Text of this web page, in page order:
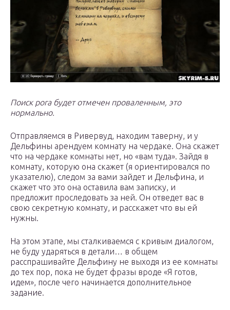
Поиск рога будет отмечен проваленным, это
нормально.
Отправляемся в Ривервуд, находим таверну, и у
Дельфины арендуем комнату на чердаке. Она скажет
что на чердаке комнаты нет, но «вам туда». Зайдя в
комнату, которую она скажет (я ориентировался по
указателю), следом за вами зайдет и Дельфина, и
скажет что это она оставила вам записку, и
предложит проследовать за ней. Он отведет вас в
свою секретную комнату, и расскажет что вы ей
нужны.
На этом этапе, мы сталкиваемся с кривым диалогом,
не буду ударяться в детали… в общем
расспрашивайте Дельфину не выходя из ее комнаты
до тех пор, пока не будет фразы вроде «Я готов,
идем», после чего начинается дополнительное
задание.